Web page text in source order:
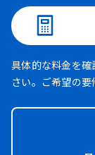
具体的な料金を
さい。ご希望の要